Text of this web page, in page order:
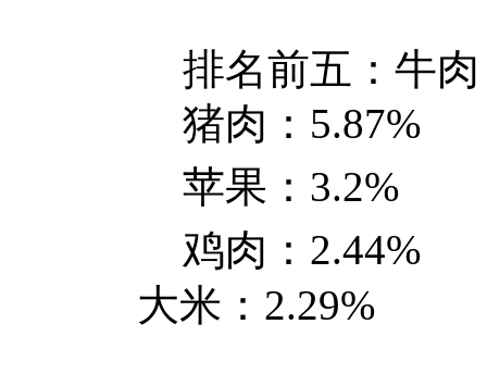
排名前五：牛
猪肉：5.87%
苹果：3.2%
鸡肉：2.44%
大米：2.29%